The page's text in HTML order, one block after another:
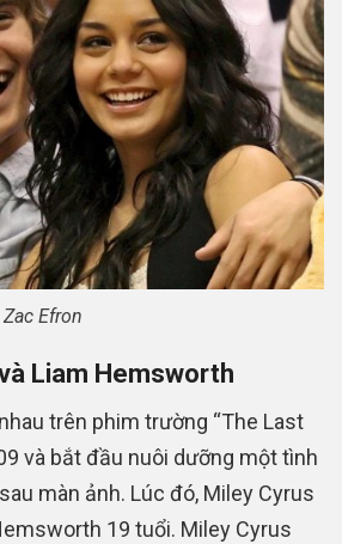
Efron
Liam Hemsworth
trên phim trường “The Last
và bắt đầu nuôi dưỡng một tình
màn ảnh. Lúc đó, Miley Cyrus
19 tuổi. Miley Cyrus